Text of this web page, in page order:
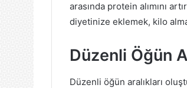
arasında protein alımını
diyetinize eklemek, kilo
Düzenli Öğün
Düzenli öğün aralıkları